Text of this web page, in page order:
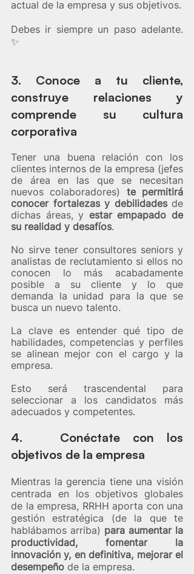
Debes ir siempre un paso adelante.
✨​
3. Conoce a tu cliente,
construye relaciones y
comprende su cultura
corporativa
Tener una buena relación con los
clientes internos de la empresa (jefes
de área en las que se necesitan
nuevos colaboradores) te permitirá
conocer fortalezas y debilidades de
dichas áreas, y estar empapado de
su realidad y desafíos.
No sirve tener consultores seniors y
analistas de reclutamiento si ellos no
conocen lo más acabadamente
posible a su cliente y lo que
demanda la unidad para la que se
busca un nuevo talento.
La clave es entender qué tipo de
habilidades, competencias y perfiles
se alinean mejor con el cargo y la
empresa.
Esto será trascendental para
seleccionar a los candidatos más
adecuados y competentes.
4.   Conéctate con los
objetivos de la empresa
Mientras la gerencia tiene una visión
centrada en los objetivos globales
de la empresa, RRHH aporta con una
gestión estratégica (de la que te
hablábamos arriba) para aumentar la
productividad, fomentar la
innovación y, en definitiva, mejorar el
desempeño de la empresa.